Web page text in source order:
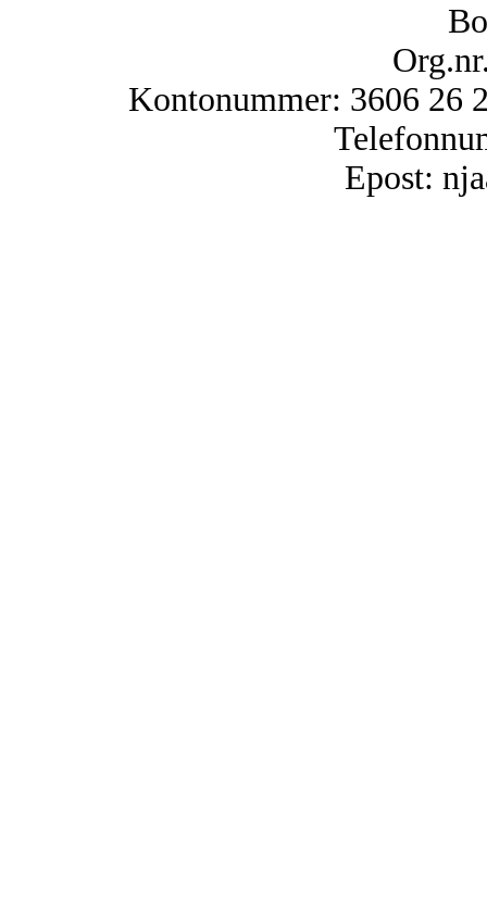
Kontonummer: 3606 26
Epost: